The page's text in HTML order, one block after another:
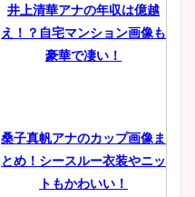
井上清華アナの年収は億越
え！？自宅マンション画像も
豪華で凄い！
桑子真帆アナのカップ画像ま
とめ！シースルー衣装やニッ
トもかわいい！